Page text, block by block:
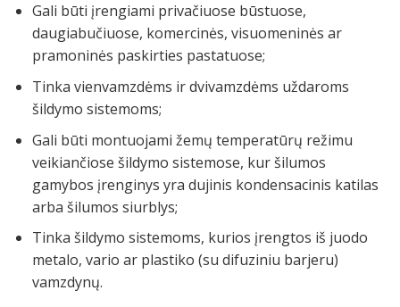
Gali būti įrengiami privačiuose būstuose,
daugiabučiuose, komercinės, visuomeninės ar
pramoninės paskirties pastatuose;
Tinka vienvamzdėms ir dvivamzdėms uždaroms
šildymo sistemoms;
Gali būti montuojami žemų temperatūrų režimu
veikiančiose šildymo sistemose, kur šilumos
gamybos įrenginys yra dujinis kondensacinis katilas
arba šilumos siurblys;
Tinka šildymo sistemoms, kurios įrengtos iš juodo
metalo, vario ar plastiko (su difuziniu barjeru)
vamzdynų.